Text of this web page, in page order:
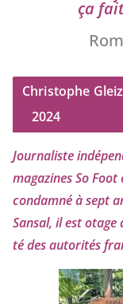
ça
Christophe
2024
Journaliste
maga­zines So
condam­né à sept
Sansal, il est
té des auto­ri­tés